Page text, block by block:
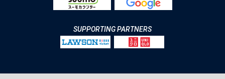
SUPPORTING PARTNERS